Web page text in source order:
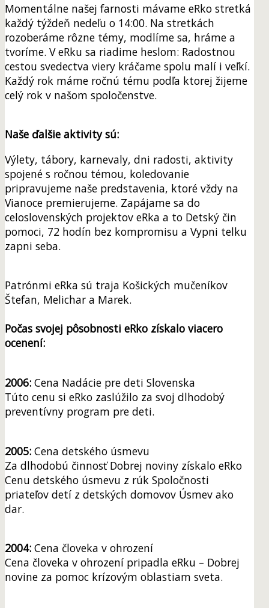
Momentálne našej farnosti mávame eRko stretká
každý týždeň nedeľu o 14:00. Na stretkách
rozoberáme rôzne témy, modlíme sa, hráme a
tvoríme. V eRku sa riadime heslom: Radostnou
cestou svedectva viery kráčame spolu malí i veľkí.
Každý rok máme ročnú tému podľa ktorej žijeme
celý rok v našom spoločenstve.
Naše ďalšie aktivity sú:
Výlety, tábory, karnevaly, dni radosti, aktivity
spojené s ročnou témou, koledovanie
pripravujeme naše predstavenia, ktoré vždy na
Vianoce premierujeme. Zapájame sa do
celoslovenských projektov eRka a to Detský čin
pomoci, 72 hodín bez kompromisu a Vypni telku
zapni seba.
Patrónmi eRka sú traja Košických mučeníkov
Štefan, Melichar a Marek.
Počas svojej pôsobnosti eRko získalo viacero
ocenení:
2006: Cena Nadácie pre deti Slovenska
Túto cenu si eRko zaslúžilo za svoj dlhodobý
preventívny program pre deti.
2005: Cena detského úsmevu
Za dlhodobú činnosť Dobrej noviny získalo eRko
Cenu detského úsmevu z rúk Spoločnosti
priateľov detí z detských domovov Úsmev ako
dar.
2004: Cena človeka v ohrození
Cena človeka v ohrození pripadla eRku – Dobrej
novine za pomoc krízovým oblastiam sveta.